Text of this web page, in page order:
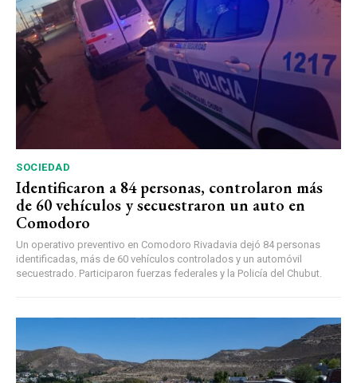
SOCIEDAD
Identificaron a 84 personas, controlaron más
de 60 vehículos y secuestraron un auto en
Comodoro
Un operativo preventivo en Comodoro Rivadavia dejó 84 personas
identificadas, más de 60 vehículos controlados y un automóvil
secuestrado. Participaron fuerzas federales y la Policía del Chubut.